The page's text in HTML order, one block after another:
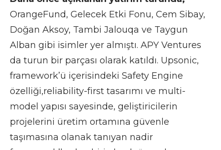
OrangeFund, Gelecek Etki Fonu, Cem Sibay,
Doğan Aksoy, Tambi Jalouqa ve Taygun
Alban gibi isimler yer almıştı. APY Ventures
da turun bir parçası olarak katıldı. Upsonic,
framework’ü içerisindeki Safety Engine
özelliği,reliability-first tasarımı ve multi-
model yapısı sayesinde, geliştiricilerin
projelerini üretim ortamına güvenle
taşımasına olanak tanıyan nadir